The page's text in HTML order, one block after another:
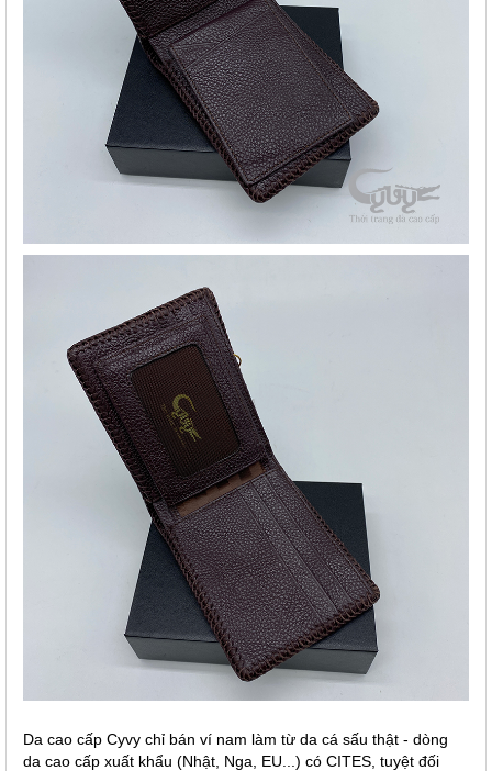
Da cao cấp Cyvy chỉ bán ví nam làm từ da cá sấu thật - dòng
da cao cấp xuất khẩu (Nhật, Nga, EU...) có CITES, tuyệt đối